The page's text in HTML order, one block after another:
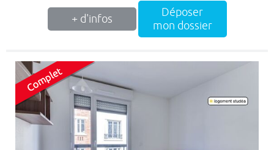
+ d'infos
Déposer
mon dossier